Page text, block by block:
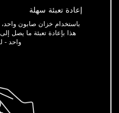
إعادة تعبئة سهلة
باستخدام خزان صابون
واحد -